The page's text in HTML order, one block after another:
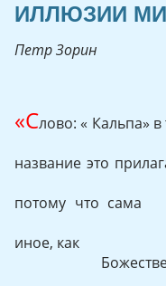
ИЛЛЮЗИИ
Петр Зорин
«Слово: «
название
к